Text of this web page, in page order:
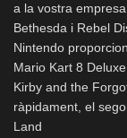
a la vostra
Bethesda i Rebel
Nintendo
Mario Kart 8
Kirby and the
ràpidament, el
Land